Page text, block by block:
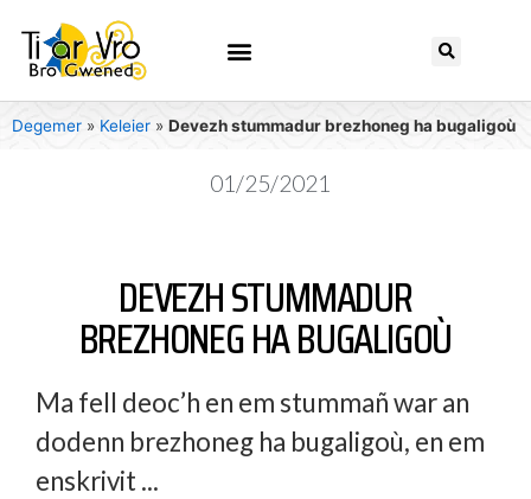
Degemer » Keleier » Devezh stummadur brezhoneg ha bugaligoù
01/25/2021
DEVEZH STUMMADUR
BREZHONEG HA BUGALIGOÙ
Ma fell deoc’h en em stummañ war an
dodenn brezhoneg ha bugaligoù, en em
enskrivit ...